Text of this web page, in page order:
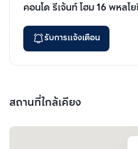
คอนโด รีเจ้นท์ โฮม 16 พหลโ
รับการแจ้งเตือน
สถานที่ใกล้เคียง